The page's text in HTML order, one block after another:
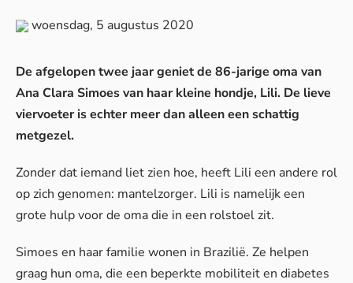
woensdag, 5 augustus 2020
De afgelopen twee jaar geniet de 86-jarige oma van
Ana Clara Simoes van haar kleine hondje, Lili. De lieve
viervoeter is echter meer dan alleen een schattig
metgezel.
Zonder dat iemand liet zien hoe, heeft Lili een andere rol
op zich genomen: mantelzorger. Lili is namelijk een
grote hulp voor de oma die in een rolstoel zit.
Simoes en haar familie wonen in Brazilië. Ze helpen
graag hun oma, die een beperkte mobiliteit en diabetes